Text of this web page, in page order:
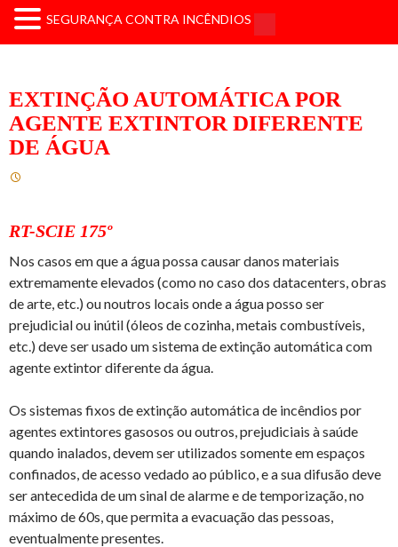
EXTINÇÃO AUTOMÁTICA POR
AGENTE EXTINTOR DIFERENTE
DE ÁGUA
RT-SCIE 175º
Nos casos em que a água possa causar danos materiais
extremamente elevados (como no caso dos datacenters, obras
de arte, etc.) ou noutros locais onde a água posso ser
prejudicial ou inútil (óleos de cozinha, metais combustíveis,
etc.) deve ser usado um sistema de extinção automática com
agente extintor diferente da água.
Os sistemas fixos de extinção automática de incêndios por
agentes extintores gasosos ou outros, prejudiciais à saúde
quando inalados, devem ser utilizados somente em espaços
confinados, de acesso vedado ao público, e a sua difusão deve
ser antecedida de um sinal de alarme e de temporização, no
máximo de 60s, que permita a evacuação das pessoas,
eventualmente presentes.
SEGURANÇA CONTRA INCÊNDIOS